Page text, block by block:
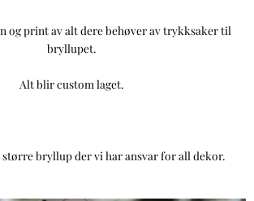
og print av alt dere behøver av trykksaker til
bryllupet.
Alt blir custom laget.
bryllup der vi har ansvar for all dekor.